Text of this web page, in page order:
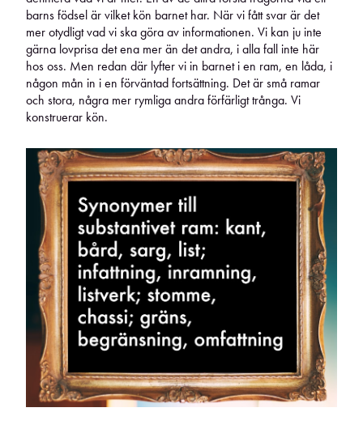
barns födsel är vilket kön barnet har. När vi fått svar är det
mer otydligt vad vi ska göra av informationen. Vi kan ju inte
gärna lovprisa det ena mer än det andra, i alla fall inte här
hos oss. Men redan där lyfter vi in barnet i en ram, en låda, i
någon mån in i en förväntad fortsättning. Det är små ramar
och stora, några mer rymliga andra förfärligt trånga. Vi
konstruerar kön.